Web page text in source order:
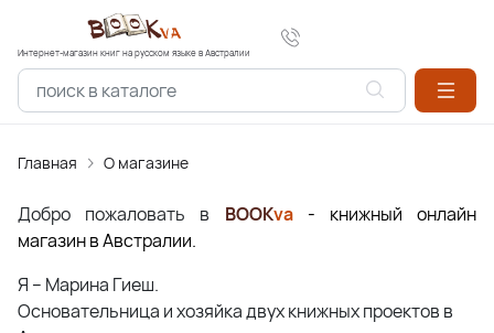
Интернет-магазин книг на русском языке в Австралии
Главная О магазине
Добро пожаловать в BOOKva - книжный онлайн
магазин в Австралии.
Я – Марина Гиеш.
Основательница и хозяйка двух книжных проектов в